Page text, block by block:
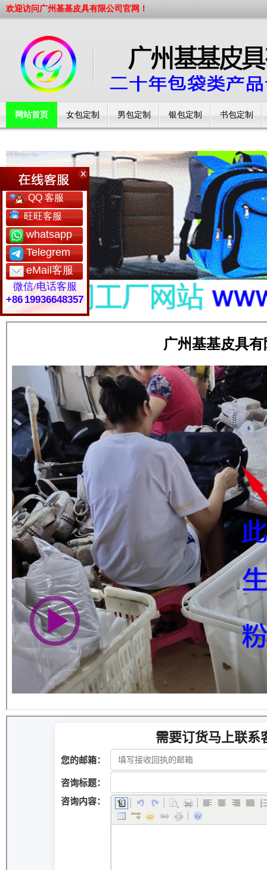
欢迎访问广州基基皮具有限公司官网！
网站首页 女包定制 男包定制 银包定制 书包定制
QQ 客服
旺旺客服
whatsapp
Telegrem
eMail客服
微信/电话客服
+86 19936648357